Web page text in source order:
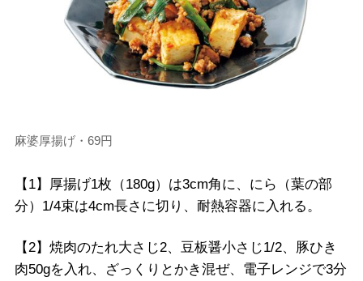
麻婆厚揚げ・69円
【1】厚揚げ1枚（180g）は3cm角に、にら（葉の部
分）1/4束は4cm長さに切り、耐熱容器に入れる。
【2】焼肉のたれ大さじ2、豆板醤小さじ1/2、豚ひき
肉50gを入れ、ざっくりとかき混ぜ、電子レンジで3分